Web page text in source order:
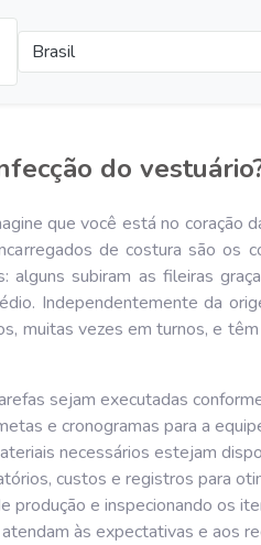
Brasil
do
que você está no coração
de costura são os
subiram as fileiras
Independentemente da
muitas vezes em turnos, e
sejam executadas
e cronogramas para a
necessários estejam
custos e registros para
produção e inspecionando os
às expectativas e aos